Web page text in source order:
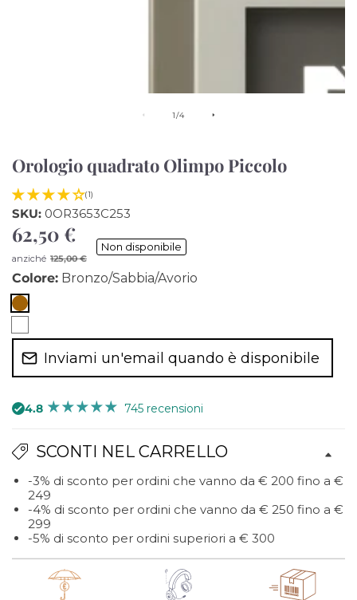
1/di
4
Orologio quadrato Olimpo Piccolo
(1)
SKU: 0OR3653C253
Prezzo
di
vendita
62,50 €
Prezzo
di
listino
anziché 125,00 €
Non disponibile
Colore: Bronzo/Sabbia/Avorio
Bronzo/Sabbia/Avorio
bianco
marmo/bianco
marmo/nero
Inviami un'email quando è disponibile
4.8 745 recensioni
SCONTI NEL CARRELLO
-3% di sconto per ordini che vanno da € 200 fino a €
249
-4% di sconto per ordini che vanno da € 250 fino a €
299
-5% di sconto per ordini superiori a € 300